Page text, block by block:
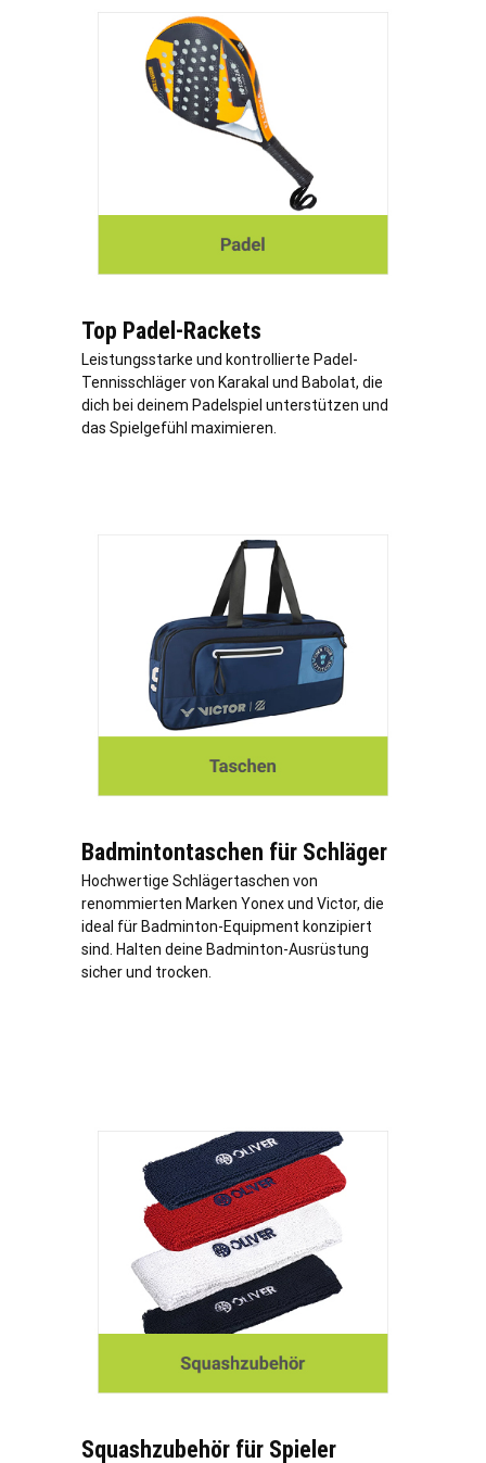
Top Padel-Rackets
Leistungsstarke und kontrollierte Padel-
Tennisschläger von Karakal und Babolat, die
dich bei deinem Padelspiel unterstützen und
das Spielgefühl maximieren.
Badmintontaschen für Schläger
Hochwertige Schlägertaschen von
renommierten Marken Yonex und Victor, die
ideal für Badminton-Equipment konzipiert
sind. Halten deine Badminton-Ausrüstung
sicher und trocken.
Squashzubehör für Spieler